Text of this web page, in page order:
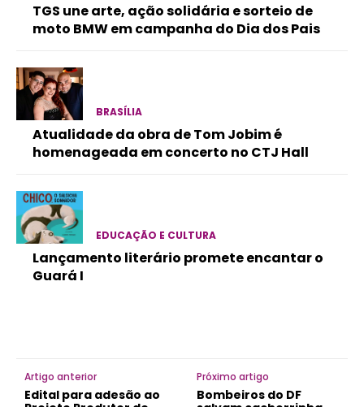
TGS une arte, ação solidária e sorteio de
moto BMW em campanha do Dia dos Pais
BRASÍLIA
Atualidade da obra de Tom Jobim é
homenageada em concerto no CTJ Hall
EDUCAÇÃO E CULTURA
Lançamento literário promete encantar o
Guará I
Artigo anterior
Edital para adesão ao
Próximo artigo
Bombeiros do DF